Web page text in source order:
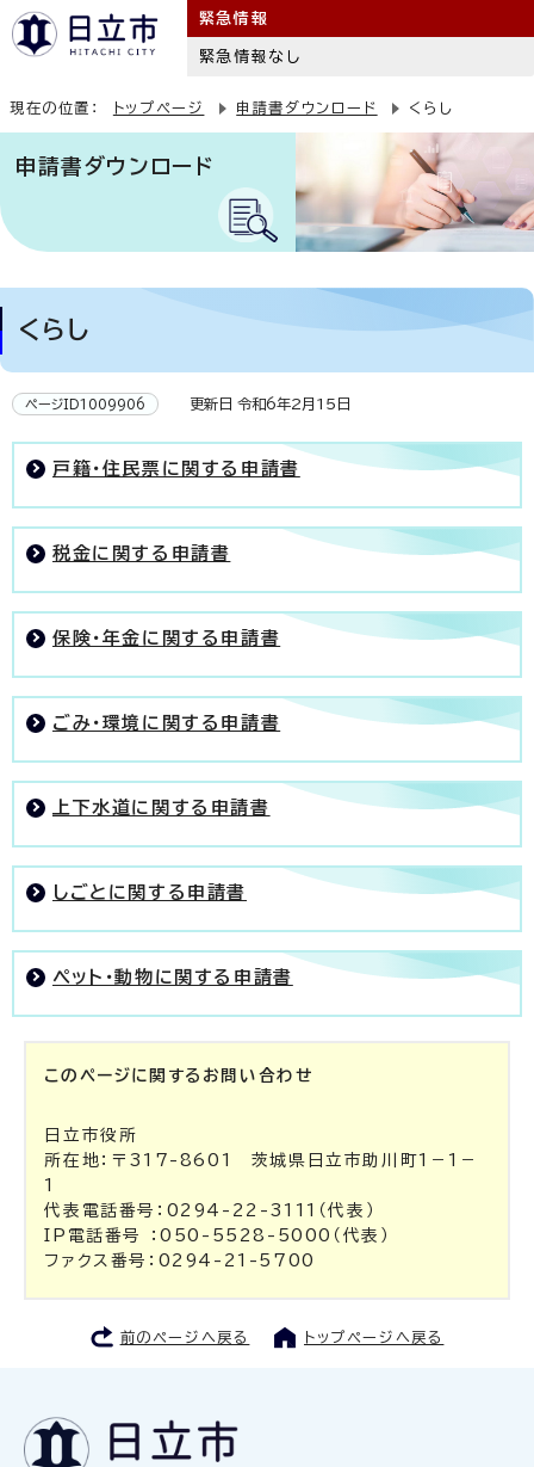
緊急情報
緊急情報なし
現在の位置： トップページ 申請書ダウンロード くらし
申請書ダウンロード
くらし
ページID1009906 更新日 令和6年2月15日
戸籍・住民票に関する申請書
税金に関する申請書
保険・年金に関する申請書
ごみ・環境に関する申請書
上下水道に関する申請書
しごとに関する申請書
ペット・動物に関する申請書
このページに関する お問い合わせ
日立市役所
所在地：〒317-8601 茨城県日立市助川町1－1－
1
代表電話番号：0294-22-3111（代表）
IP電話番号 ：050-5528-5000（代表）
ファクス番号：0294-21-5700
前のページへ戻る トップページへ戻る